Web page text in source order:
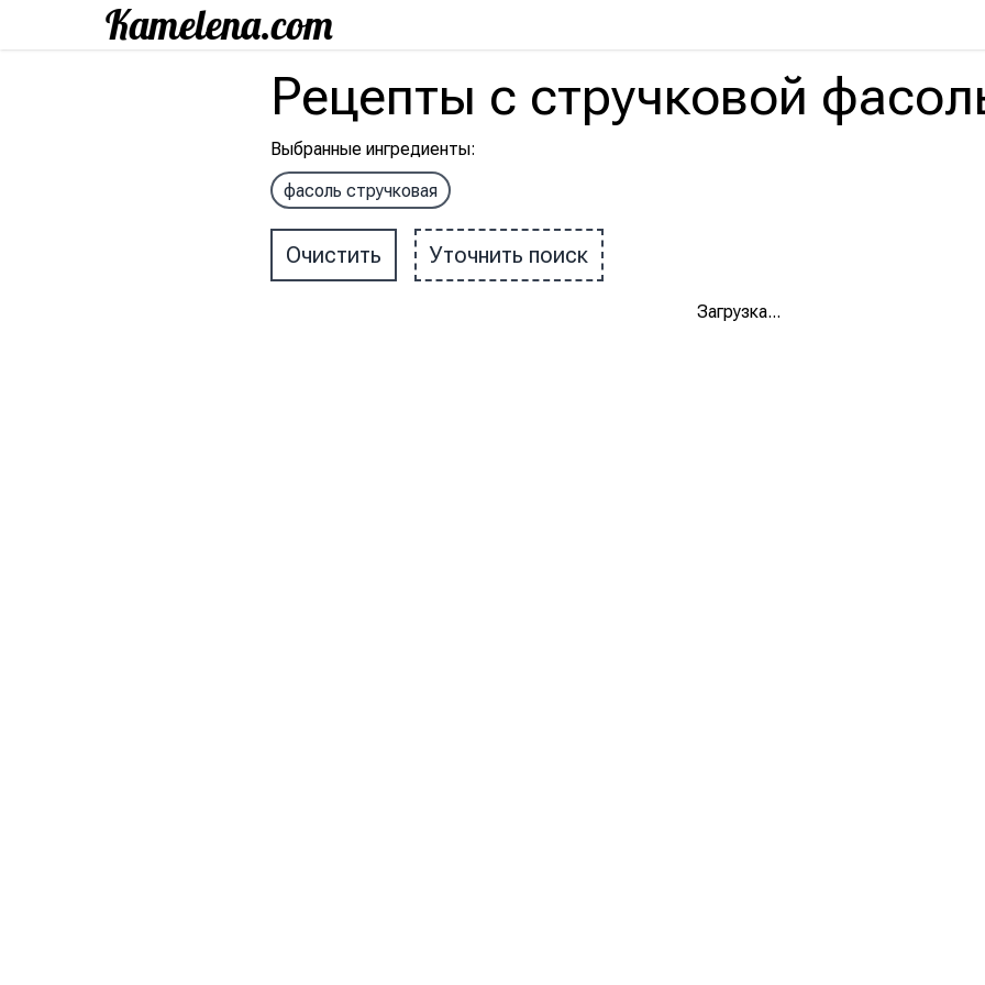
Рецепты с стручковой
Выбранные ингредиенты:
фасоль стручковая
Очистить Уточнить поиск
Загрузка...